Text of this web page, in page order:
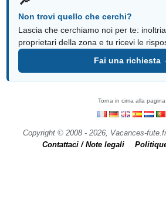
Non trovi quello che cerchi?
Lascia che cerchiamo noi per te:
proprietari della zona e tu ricevi le
Fai una richiesta
Torna in cima alla pagina
Copyright © 2008 - 2026, Vacances-
Contattaci / Note legali